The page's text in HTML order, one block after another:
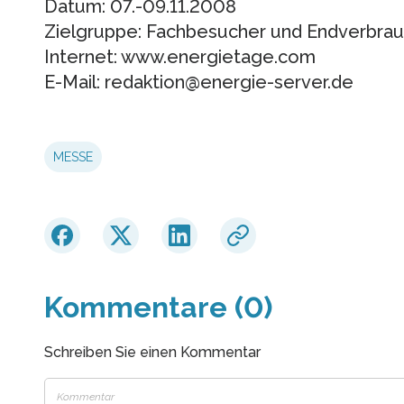
Datum: 07.-09.11.2008
Zielgruppe: Fachbesucher und
Internet: www.energietage.com
E-Mail: redaktion@energie-server.de
MESSE
Kommentare (0)
Schreiben Sie einen Kommentar